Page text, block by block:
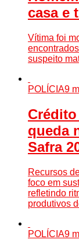
casa e
Vítima foi
suspeito
POLÍCIA9
queda
Safra
Recursos
foco em
refletindo
produtivos
POLÍCIA9